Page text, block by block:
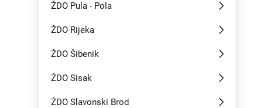
ŽDO Pula - Pola
ŽDO Rijeka
ŽDO Šibenik
ŽDO Sisak
ŽDO Slavonski Brod